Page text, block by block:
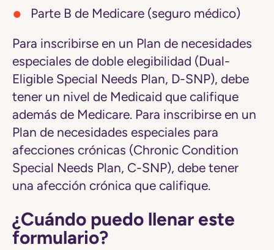
Parte B de Medicare (seguro médico)
Para inscribirse en un Plan de necesidades
especiales de doble elegibilidad (Dual-
Eligible Special Needs Plan, D-SNP), debe
tener un nivel de Medicaid que califique
además de Medicare. Para inscribirse en un
Plan de necesidades especiales para
afecciones crónicas (Chronic Condition
Special Needs Plan, C-SNP), debe tener
una afección crónica que califique.
¿Cuándo puedo llenar este
formulario?